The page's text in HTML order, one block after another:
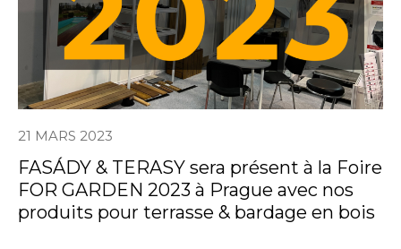
21 MARS 2023
FASÁDY & TERASY sera présent à la Foire
FOR GARDEN 2023 à Prague avec nos
produits pour terrasse & bardage en bois